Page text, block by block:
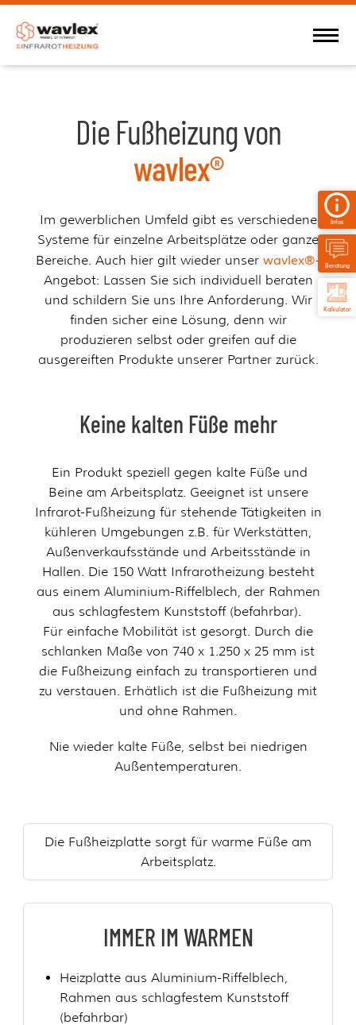
Infos
Beratung
Kalkulator
Die Fußheizung von
wavlex®
Im gewerblichen Umfeld gibt es verschiedene
Systeme für einzelne Arbeitsplätze oder ganze
Bereiche. Auch hier gilt wieder unser wavlex®-
Angebot: Lassen Sie sich individuell beraten
und schildern Sie uns Ihre Anforderung. Wir
finden sicher eine Lösung, denn wir
produzieren selbst oder greifen auf die
ausgereiften Produkte unserer Partner zurück.
Keine kalten Füße mehr
Ein Produkt speziell gegen kalte Füße und
Beine am Arbeitsplatz. Geeignet ist unsere
Infrarot-Fußheizung für stehende Tätigkeiten in
kühleren Umgebungen z.B. für Werkstätten,
Außenverkaufsstände und Arbeitsstände in
Hallen. Die 150 Watt Infrarotheizung besteht
aus einem Aluminium-Riffelblech, der Rahmen
aus schlagfestem Kunststoff (befahrbar).
Für einfache Mobilität ist gesorgt. Durch die
schlanken Maße von 740 x 1.250 x 25 mm ist
die Fußheizung einfach zu transportieren und
zu verstauen. Erhätlich ist die Fußheizung mit
und ohne Rahmen.
Nie wieder kalte Füße, selbst bei niedrigen
Außentemperaturen.
Die Fußheizplatte sorgt für warme Füße am
Arbeitsplatz.
IMMER IM WARMEN
Heizplatte aus Aluminium-Riffelblech,
Rahmen aus schlagfestem Kunststoff
(befahrbar)